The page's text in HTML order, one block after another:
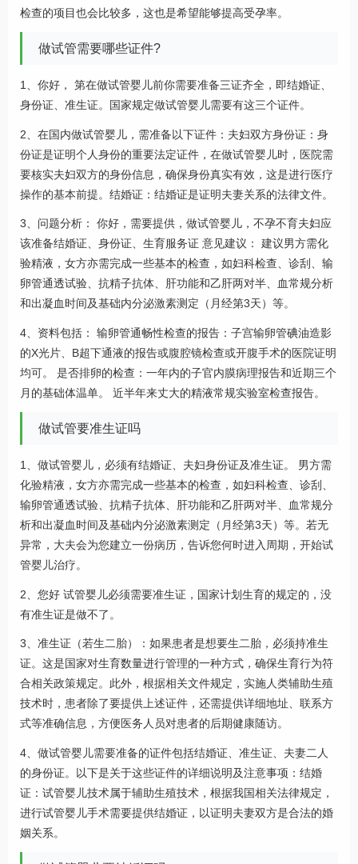
检查的项目也会比较多，这也是希望能够提高受孕率。
做试管需要哪些证件?
1、你好， 第在做试管婴儿前你需要准备三证齐全，即结婚证、
身份证、准生证。国家规定做试管婴儿需要有这三个证件。
2、在国内做试管婴儿，需准备以下证件：夫妇双方身份证：身
份证是证明个人身份的重要法定证件，在做试管婴儿时，医院需
要核实夫妇双方的身份信息，确保身份真实有效，这是进行医疗
操作的基本前提。结婚证：结婚证是证明夫妻关系的法律文件。
3、问题分析： 你好，需要提供，做试管婴儿，不孕不育夫妇应
该准备结婚证、身份证、生育服务证 意见建议： 建议男方需化
验精液，女方亦需完成一些基本的检查，如妇科检查、诊刮、输
卵管通透试验、抗精子抗体、肝功能和乙肝两对半、血常规分析
和出凝血时间及基础内分泌激素测定（月经第3天）等。
4、资料包括： 输卵管通畅性检查的报告：子宫输卵管碘油造影
的X光片、B超下通液的报告或腹腔镜检查或开腹手术的医院证明
均可。 是否排卵的检查：一年内的子官内膜病理报告和近期三个
月的基础体温单。 近半年来丈大的精液常规实验室检查报告。
做试管要准生证吗
1、做试管婴儿，必须有结婚证、夫妇身份证及准生证。 男方需
化验精液，女方亦需完成一些基本的检查，如妇科检查、诊刮、
输卵管通透试验、抗精子抗体、肝功能和乙肝两对半、血常规分
析和出凝血时间及基础内分泌激素测定（月经第3天）等。若无
异常，大夫会为您建立一份病历，告诉您何时进入周期，开始试
管婴儿治疗。
2、您好 试管婴儿必须需要准生证，国家计划生育的规定的，没
有准生证是做不了。
3、准生证（若生二胎）：如果患者是想要生二胎，必须持准生
证。这是国家对生育数量进行管理的一种方式，确保生育行为符
合相关政策规定。此外，根据相关文件规定，实施人类辅助生殖
技术时，患者除了要提供上述证件，还需提供详细地址、联系方
式等准确信息，方便医务人员对患者的后期健康随访。
4、做试管婴儿需要准备的证件包括结婚证、准生证、夫妻二人
的身份证。以下是关于这些证件的详细说明及注意事项：结婚
证：试管婴儿技术属于辅助生殖技术，根据我国相关法律规定，
进行试管婴儿手术需要提供结婚证，以证明夫妻双方是合法的婚
姻关系。